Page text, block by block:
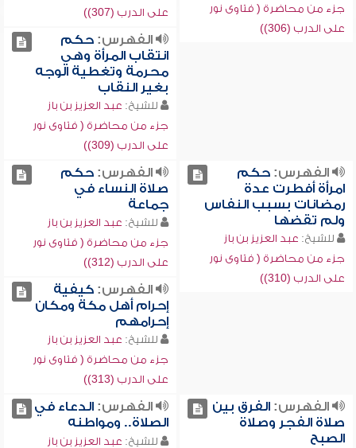
جزء من محاضرة ( فتاوى نور
على الدرب (306))
على الدرب (307))
الفهرس:حكم
انتقاب المرأة وهي
محرمة وتغطية الوجه
بغير النقاب
للشيخ: عبد العزيز بن باز
جزء من محاضرة ( فتاوى نور
على الدرب (309))
الفهرس:حكم
امرأة أفطرت عدة
رمضانات بسبب النفاس
ولم تقضها
للشيخ: عبد العزيز بن باز
جزء من محاضرة ( فتاوى نور
على الدرب (310))
الفهرس:حكم
صلاة النساء في
جماعة
للشيخ: عبد العزيز بن باز
جزء من محاضرة ( فتاوى نور
على الدرب (312))
الفهرس:كيفية
إحرام أهل مكة ومكان
إحرامهم
للشيخ: عبد العزيز بن باز
جزء من محاضرة ( فتاوى نور
على الدرب (313))
الفهرس:الفرق بين
صلاة الفجر وصلاة
الصبح
الفهرس:الدعاء في
الصلاة.. ومواطنه
للشيخ: عبد العزيز بن باز